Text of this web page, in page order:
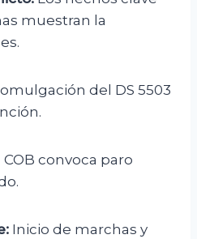
muestran la
del DS 5503
COB convoca paro
Inicio de marchas y